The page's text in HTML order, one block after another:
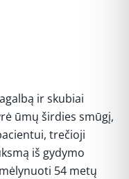
ir skubiai
ūmų širdies smūgį,
trečioji
iš gydymo
54 metų